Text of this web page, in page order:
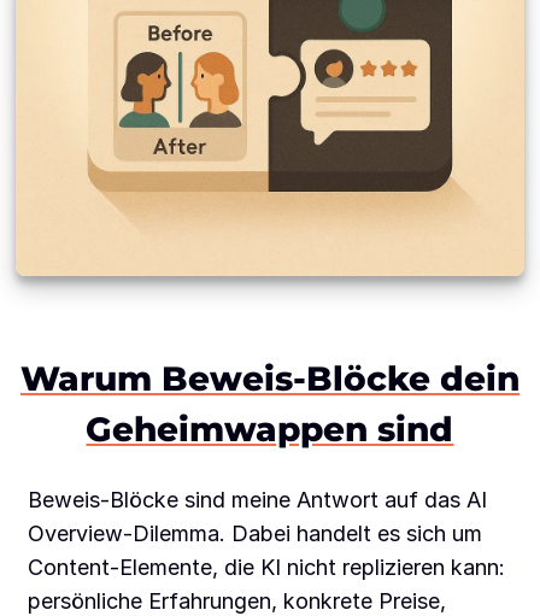
Warum Beweis-Blöcke dein
Geheimwappen sind
Beweis-Blöcke sind meine Antwort auf das AI
Overview-Dilemma. Dabei handelt es sich um
Content-Elemente, die KI nicht replizieren kann:
persönliche Erfahrungen, konkrete Preise,